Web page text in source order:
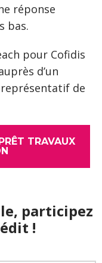
réponse
bas.
pour Cofidis
d’un
de
TRAVAUX
participez
!